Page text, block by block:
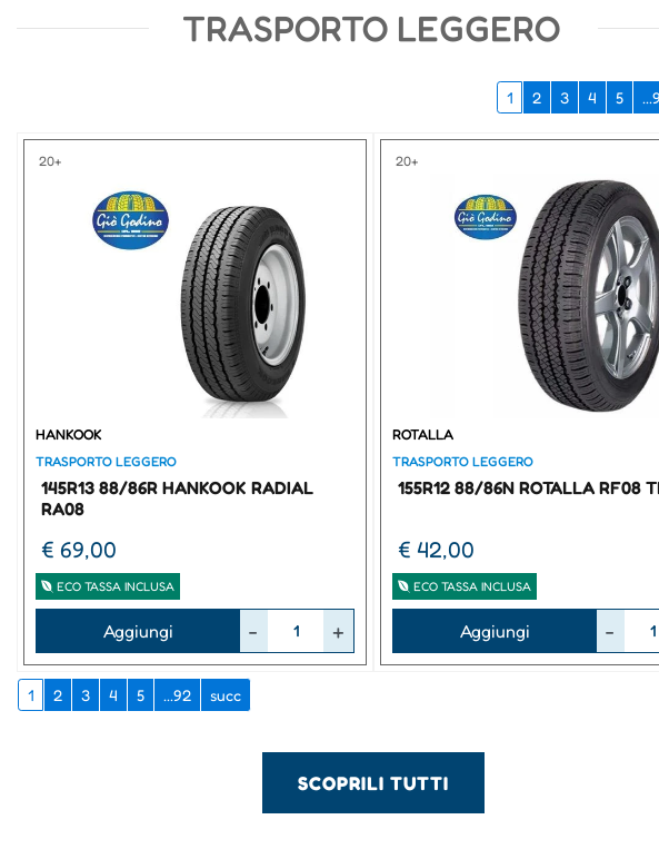
TRASPORTO LEGGERO
1 2 3 4 5
20+
HANKOOK
TRASPORTO LEGGERO
145R13 88/86R HANKOOK RADIAL
RA08
€ 69,00
ECO TASSA INCLUSA
Aggiungi
20+
ROTALLA
TRASPORTO LEGGERO
155R12 88/86N ROTALLA RF08
€ 42,00
ECO TASSA INCLUSA
Aggiungi
1 2 3 4 5 ...92 succ
SCOPRILI TUTTI